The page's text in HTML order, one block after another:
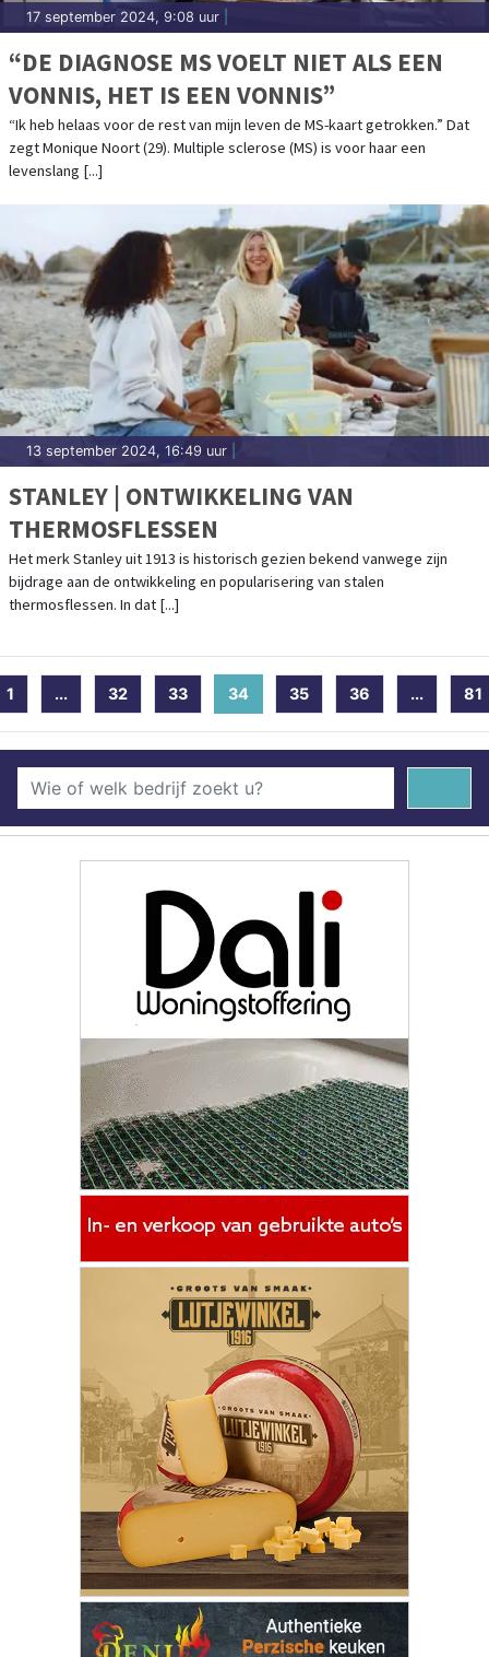
17 september 2024, 9:08 uur
“DE DIAGNOSE MS VOELT NIET ALS EEN
VONNIS, HET IS EEN VONNIS”
“Ik heb helaas voor de rest van mijn leven de MS-kaart getrokken.” Dat
zegt Monique Noort (29). Multiple sclerose (MS) is voor haar een
levenslang [...]
13 september 2024, 16:49 uur
STANLEY | ONTWIKKELING VAN
THERMOSFLESSEN
Het merk Stanley uit 1913 is historisch gezien bekend vanwege zijn
bijdrage aan de ontwikkeling en popularisering van stalen
thermosflessen. In dat [...]
1 ... 32 33 34 (current)
35 36 ... 81